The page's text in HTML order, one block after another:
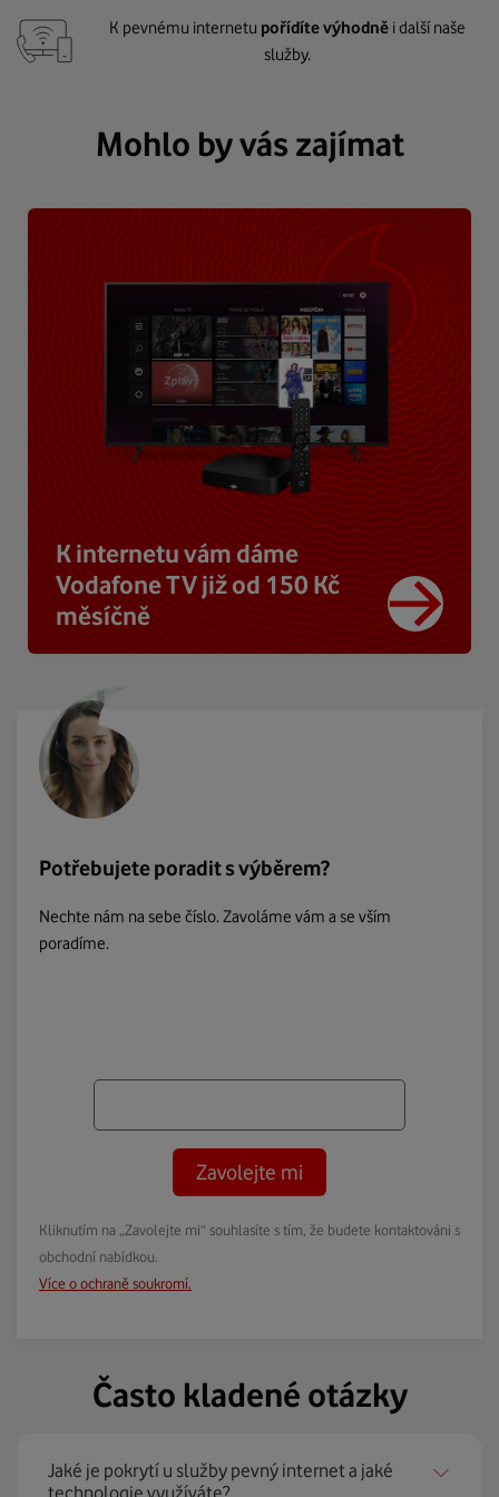
K pevnému internetu pořídíte výhodně i další naše
služby.
Mohlo by vás zajímat
K internetu vám dáme
Vodafone TV již od 150 Kč
měsíčně
Potřebujete poradit s výběrem?
Nechte nám na sebe číslo. Zavoláme vám a se vším
poradíme.
Zavolejte mi
Kliknutím na „Zavolejte mi“ souhlasíte s tím, že budete kontaktováni s
obchodní nabídkou.
Více o ochraně soukromí.
Často kladené otázky
Jaké je pokrytí u služby pevný internet a jaké
technologie využíváte?